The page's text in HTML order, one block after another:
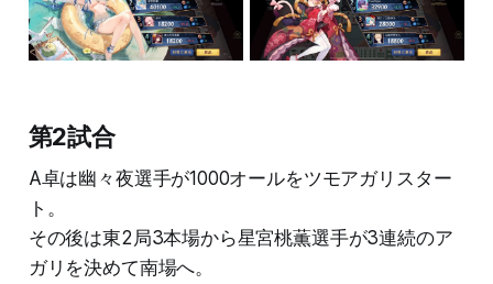
第2試合
A卓は幽々夜選手が1000オールをツモアガリスター
ト。
その後は東2局3本場から星宮桃薫選手が3連続のア
ガリを決めて南場へ。